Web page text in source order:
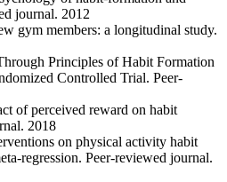
journal. 2012
gym members: a longitudinal study.
Principles of Habit Formation
Controlled Trial. Peer-
of perceived reward on habit
2018
on physical activity habit
regression. Peer-reviewed journal.